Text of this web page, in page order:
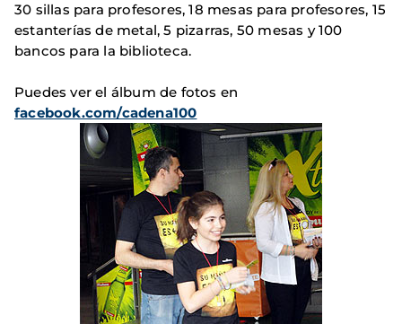
30 sillas para profesores, 18 mesas para profesores, 15
estanterías de metal, 5 pizarras, 50 mesas y 100
bancos para la biblioteca.
Puedes ver el álbum de fotos en
facebook.com/cadena100